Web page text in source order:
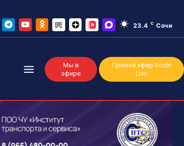
23.4 C Сочи
Мы в
эфире
Прямой эфир Sochi
Live